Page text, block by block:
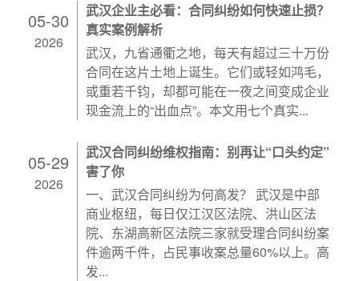
05-30
2026
武汉企业主必看：合同纠纷如何快速止损？
真实案例解析
武汉，九省通衢之地，每天有超过三十万份
合同在这片土地上诞生。它们或轻如鸿毛，
或重若千钧，却都可能在一夜之间变成企业
现金流上的“出血点”。本文用七个真实...
05-29
2026
武汉合同纠纷维权指南：别再让“口头约定”
害了你
一、武汉合同纠纷为何高发？ 武汉是中部
商业枢纽，每日仅江汉区法院、洪山区法
院、东湖高新区法院三家就受理合同纠纷案
件逾两千件，占民事收案总量60%以上。高
发...